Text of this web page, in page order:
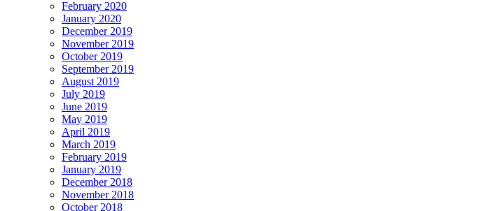
February 2020
January 2020
December 2019
November 2019
October 2019
September 2019
August 2019
July 2019
June 2019
May 2019
April 2019
March 2019
February 2019
January 2019
December 2018
November 2018
October 2018